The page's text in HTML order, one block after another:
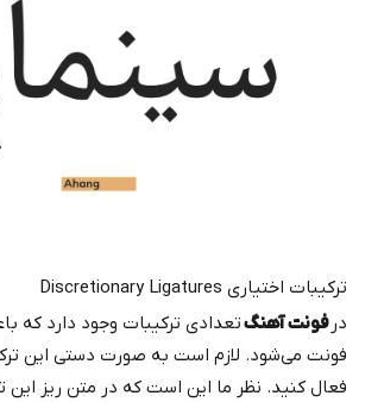
ترکیبات اختیاری Discretionary Ligatures
در فونت آهنگتعدادی ترکیبات وجود دارد که
فونت می‌شود. لازم است به صورت دستی این
فعال کنید. نظر ما این است که در متن ریز این